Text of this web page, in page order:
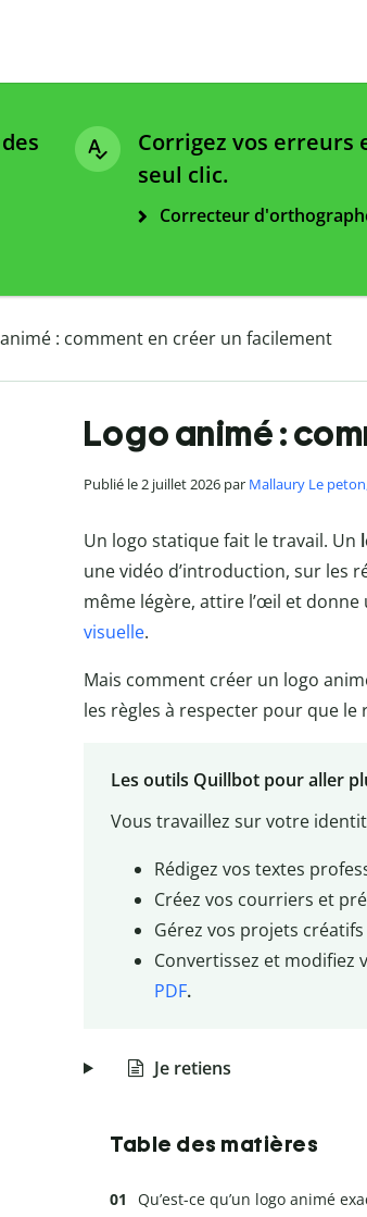
Corrigez vos erreurs
seul clic.
Correcteur
: comment en créer un facilement
Logo animé :
Publié le 2 juillet 2026 par Mallaury Le
Un logo statique fait le travail. Un
une vidéo d’introduction, sur les
même légère, attire l’œil et
visuelle.
Mais comment créer un logo
les règles à respecter pour que
Les outils Quillbot pour aller
Vous travaillez sur votre
Rédigez vos textes
Créez vos courriers et
Gérez vos projets créatifs
Convertissez et modifiez
PDF.
Je retiens
Table des matières
Qu’est-ce qu’un logo animé